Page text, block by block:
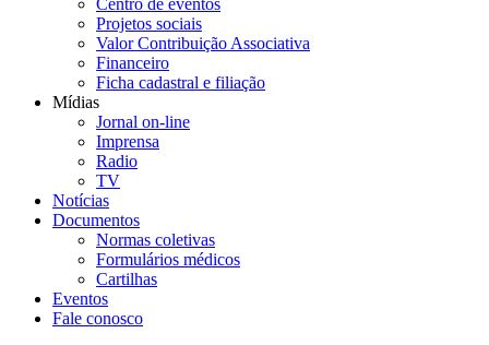
Centro de eventos
Projetos sociais
Valor Contribuição Associativa
Financeiro
Ficha cadastral e filiação
Mídias
Jornal on-line
Imprensa
Radio
TV
Notícias
Documentos
Normas coletivas
Formulários médicos
Cartilhas
Eventos
Fale conosco